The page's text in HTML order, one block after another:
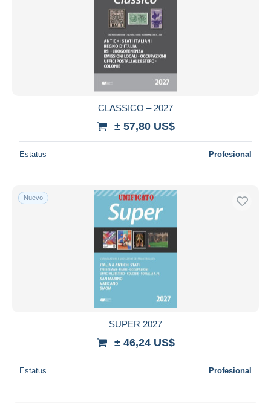
CLASSICO – 2027
± 57,80 US$
Estatus Profesional
Nuevo
SUPER 2027
± 46,24 US$
Estatus Profesional